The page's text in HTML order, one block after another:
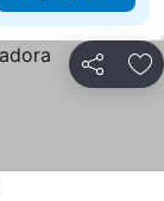
Partilhar